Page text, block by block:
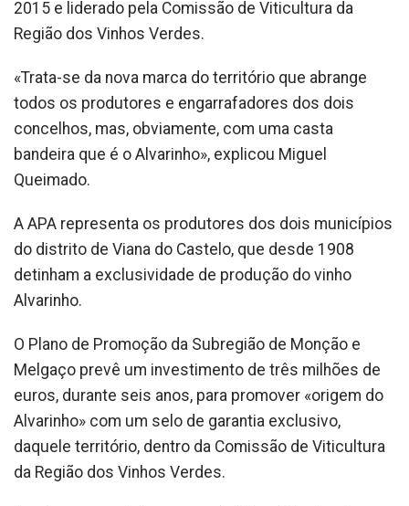
2015 e liderado pela Comissão de Viticultura da
Região dos Vinhos Verdes.
«Trata-se da nova marca do território que abrange
todos os produtores e engarrafadores dos dois
concelhos, mas, obviamente, com uma casta
bandeira que é o Alvarinho», explicou Miguel
Queimado.
A APA representa os produtores dos dois municípios
do distrito de Viana do Castelo, que desde 1908
detinham a exclusividade de produção do vinho
Alvarinho.
O Plano de Promoção da Subregião de Monção e
Melgaço prevê um investimento de três milhões de
euros, durante seis anos, para promover «origem do
Alvarinho» com um selo de garantia exclusivo,
daquele território, dentro da Comissão de Viticultura
da Região dos Vinhos Verdes.